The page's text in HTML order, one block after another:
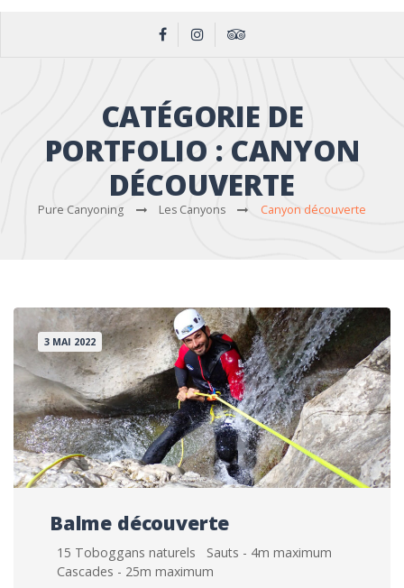
CATÉGORIE DE
PORTFOLIO : CANYON
DÉCOUVERTE
Pure Canyoning Les Canyons Canyon découverte
3 MAI 2022
Balme découverte
15 Toboggans naturels Sauts - 4m maximum
Cascades - 25m maximum